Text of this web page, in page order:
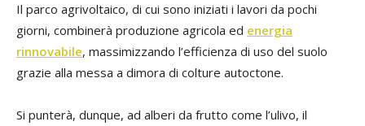
Il parco agrivoltaico, di cui sono iniziati i lavori da pochi
giorni, combinerà produzione agricola ed energia
rinnovabile, massimizzando l’efficienza di uso del suolo
grazie alla messa a dimora di colture autoctone.
Si punterà, dunque, ad alberi da frutto come l’ulivo, il